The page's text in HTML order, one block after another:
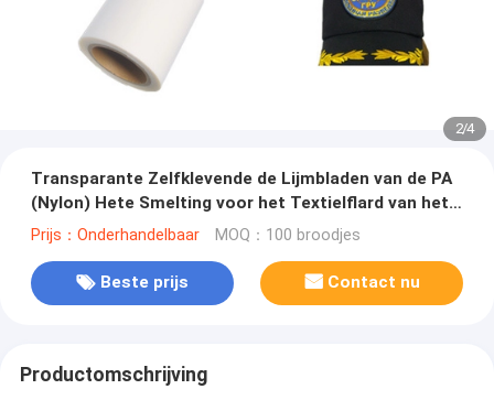
2/4
Transparante Zelfklevende de Lijmbladen van de PA
(Nylon) Hete Smelting voor het Textielflard van het
Kledingstukborduurwerk
Prijs：Onderhandelbaar MOQ：100 broodjes
Beste prijs Contact nu
Productomschrijving